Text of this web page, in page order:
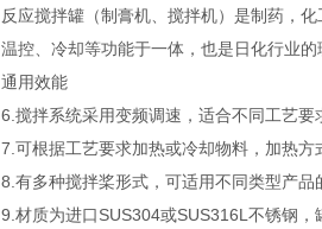
反应搅拌罐（制膏机、搅拌机）是制药，
温控、冷却等功能于一体，也是日化行业的
通用效能
6.搅拌系统采用变频调速，适合不同工艺要
7.可根据工艺要求加热或冷却物料，加热方
8.有多种搅拌桨形式，可适用不同类型产品
9.材质为进口SUS304或SUS316L不锈钢，